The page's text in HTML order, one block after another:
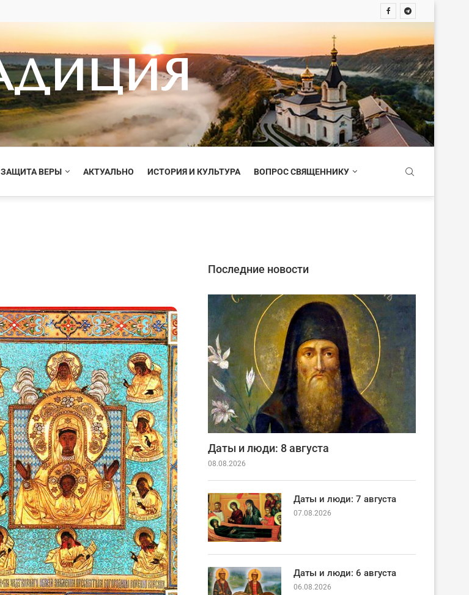
ЗАЩИТА ВЕРЫ АКТУАЛЬНО ИСТОРИЯ И КУЛЬТУРА ВОПРОС СВЯЩЕННИКУ
Последние новости
Даты и люди: 8 августа
08.08.2026
Даты и люди: 7 августа
07.08.2026
Даты и люди: 6 августа
06.08.2026